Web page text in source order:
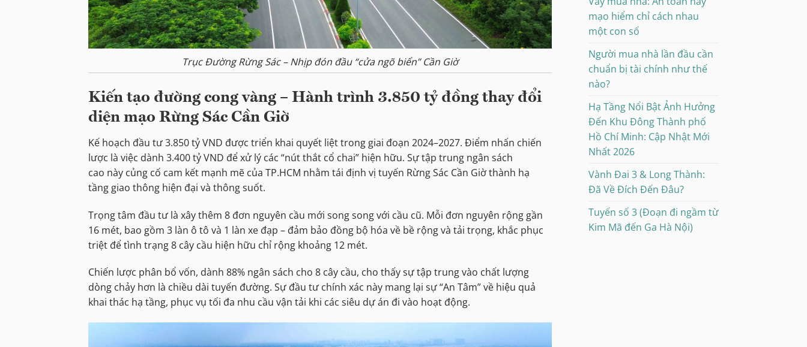
Trục Đường Rừng Sác – Nhịp đón đầu “cửa ngõ biển” Cần Giờ
Kiến tạo đường cong vàng – Hành trình 3.850 tỷ đồng thay đổi
diện mạo Rừng Sác Cần Giờ
Kế hoạch đầu tư 3.850 tỷ VND được triển khai quyết liệt trong giai đoạn 2024–2027. Điểm nhấn chiến
lược là việc dành 3.400 tỷ VND để xử lý các “nút thắt cổ chai” hiện hữu. Sự tập trung ngân sách
cao này củng cố cam kết mạnh mẽ của TP.HCM nhằm tái định vị tuyến Rừng Sác Cần Giờ thành hạ
tầng giao thông hiện đại và thông suốt.
Trọng tâm đầu tư là xây thêm 8 đơn nguyên cầu mới song song với cầu cũ. Mỗi đơn nguyên rộng gần
16 mét, bao gồm 3 làn ô tô và 1 làn xe đạp – đảm bảo đồng bộ hóa về bề rộng và tải trọng, khắc phục
triệt để tình trạng 8 cây cầu hiện hữu chỉ rộng khoảng 12 mét.
Chiến lược phân bổ vốn, dành 88% ngân sách cho 8 cây cầu, cho thấy sự tập trung vào chất lượng
dòng chảy hơn là chiều dài tuyến đường. Sự đầu tư chính xác này mang lại sự “An Tâm” về hiệu quả
khai thác hạ tầng, phục vụ tối đa nhu cầu vận tải khi các siêu dự án đi vào hoạt động.
mạo hiểm chỉ cách nhau
một con số
Người mua nhà lần đầu cần
chuẩn bị tài chính như thế
nào?
Hạ Tầng Nổi Bật Ảnh Hưởng
Đến Khu Đông Thành phố
Hồ Chí Minh: Cập Nhật Mới
Nhất 2026
Vành Đai 3 & Long Thành:
Đã Về Đích Đến Đâu?
Tuyến số 3 (Đoạn đi ngầm từ
Kim Mã đến Ga Hà Nội)